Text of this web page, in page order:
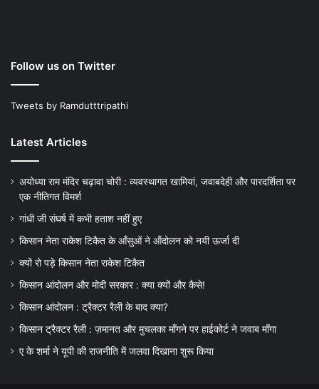
Follow us on Twitter
Tweets by Ramdutttripathi
Latest Articles
अयोध्या राम मंदिर चढ़ावा चोरी : व्यवस्थागत खामियां, जवाबदेही और पारदर्शिता पर
एक नीतिगत विमर्श
गांधी जी संघर्ष में कभी हताश नहीं हुए
किसान नेता राकेश टिकैत के आँसुओं ने ऑंदोलन को नयी ऊर्जा दी
क्यों रो पड़े किसान नेता राकेश टिकैत
किसान आंदोलन और मोदी सरकार : क्या क्यों और कैसे!
किसान आंदोलन : ट्रैक्टर रैली के बाद क्या?
किसान ट्रैक्टर रैली : ज़मानत और मुचलका माँगने पर हाईकोर्ट ने जवाब माँगा
ए के शर्मा ने यूपी की राजनीति में जलवा दिखाना शुरू किया